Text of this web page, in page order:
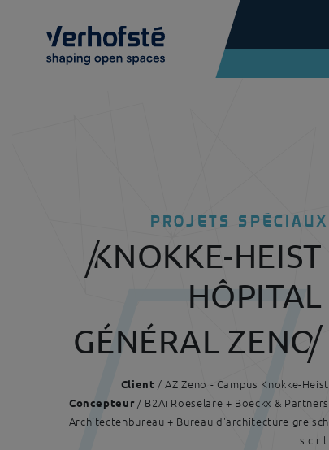
PROJETS SPÉCIAUX
KNOKKE-HEIST
HÔPITAL
GÉNÉRAL ZENO
Client / AZ Zeno - Campus Knokke-Heist
Concepteur/ B2Ai Roeselare + Boeckx & Partners
Architectenbureau + Bureau d'architecture greisch
s.c.r.l.